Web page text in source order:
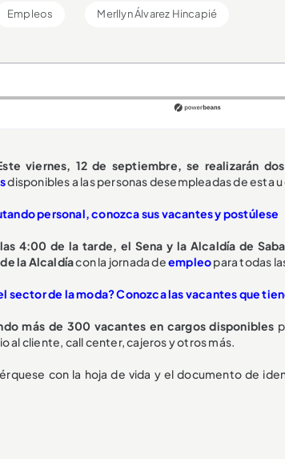
Empleos Merllyn Álvarez Hincapié
viernes, 12 de septiembre, se realizarán
disponibles a las personas desempleadas de esta
personal, conozca sus vacantes y postúlese
4:00 de la tarde, el Sena y la Alcaldía de
la Alcaldíacon la jornada deempleopara todas
sector de la moda? Conozca las vacantes que
más de 300 vacantes en cargos disponibles
al cliente, call center, cajeros y otros más.
con la hoja de vida y el documento de